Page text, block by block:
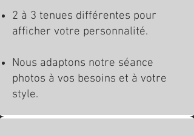
2 à 3 tenues différentes pour
afficher votre personnalité.
Nous adaptons notre séance
photos à vos besoins et à votre
style.